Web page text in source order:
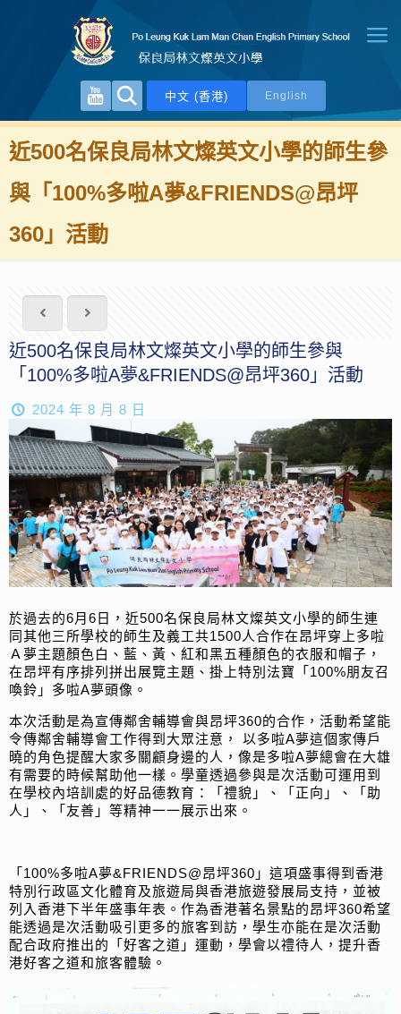
中文 (香港) English
近500名保良局林文燦英文小學的師生參
與「100%多啦A夢&FRIENDS@昂坪
360」活動
近500名保良局林文燦英文小學的師生參與
「100%多啦A夢&FRIENDS@昂坪360」活動
2024 年 8 月 8 日
於過去的6月6日，近500名保良局林文燦英文小學的師生連
同其他三所學校的師生及義工共1500人合作在昂坪穿上多啦
Ａ夢主題顏色白、藍、黃、紅和黑五種顏色的衣服和帽子，
在昂坪有序排列拼出展覽主題、掛上特別法寶「100%朋友召
喚鈴」多啦A夢頭像。
本次活動是為宣傳鄰舍輔導會與昂坪360的合作，活動希望能
令傳鄰舍輔導會工作得到大眾注意， 以多啦A夢這個家傳戶
曉的角色提醒大家多關顧身邊的人，像是多啦A夢總會在大雄
有需要的時候幫助他一樣。學童透過參與是次活動可運用到
在學校內培訓處的好品德教育：「禮貌」、「正向」、「助
人」、「友善」等精神一一展示出來。
「100%多啦A夢&FRIENDS@昂坪360」這項盛事得到香港
特別行政區文化體育及旅遊局與香港旅遊發展局支持，並被
列入香港下半年盛事年表。作為香港著名景點的昂坪360希望
能透過是次活動吸引更多的旅客到訪，學生亦能在是次活動
配合政府推出的「好客之道」運動，學會以禮待人，提升香
港好客之道和旅客體驗。